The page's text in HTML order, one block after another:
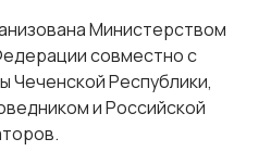
Министерством
совместно с
Чеченской Республики,
и Российской